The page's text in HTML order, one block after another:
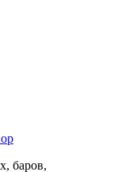
баров,